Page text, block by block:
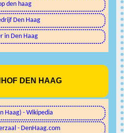
den haag
Den Haag
in Den Haag
DEN HAAG
Haag) - Wikipedia
- DenHaag.com